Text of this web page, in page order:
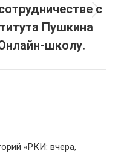
с
Пушкина
школу.
«РКИ: вчера,